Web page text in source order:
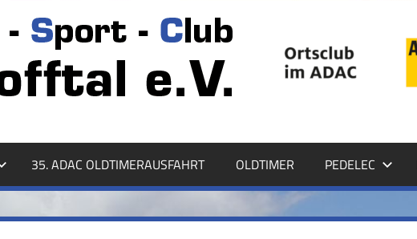
35. ADAC OLDTIMERAUSFAHRT OLDTIMER PEDELEC